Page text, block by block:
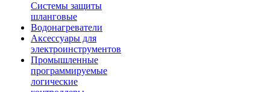
Системы защиты
шланговые
Водонагреватели
Аксессуары для
электроинструментов
Промышленные
программируемые
логические